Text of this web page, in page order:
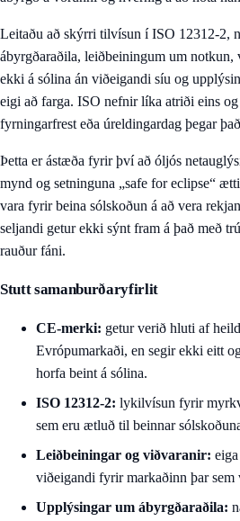
Leitaðu að skýrri tilvísun í ISO 12312-2,
ábyrgðaraðila, leiðbeiningum um notkun,
ekki á sólina án viðeigandi síu og
eigi að farga. ISO nefnir líka atriði eins
fyrningarfrest eða úreldingardag þegar
Þetta er ástæða fyrir því að óljós
mynd og setninguna „safe for eclipse“
vara fyrir beina sólskoðun á að vera
seljandi getur ekki sýnt fram á það með
rauður fáni.
Stutt samanburðaryfirlit
CE-merki: getur verið hluti af
Evrópumarkaði, en segir ekki eitt
horfa beint á sólina.
ISO 12312-2: lykilvísun fyrir
sem eru ætluð til beinnar
Leiðbeiningar og viðvaranir:
viðeigandi fyrir markaðinn þar sem
Upplýsingar um ábyrgðaraðila: